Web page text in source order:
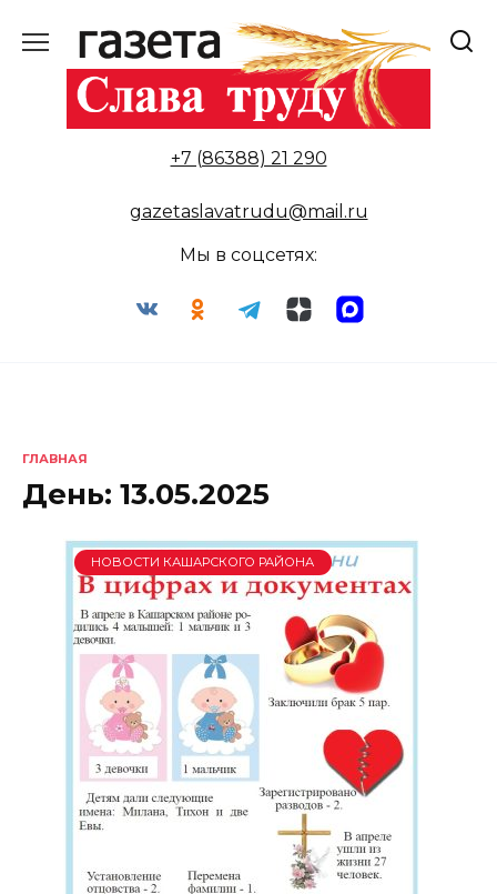
содержанию
+7 (86388) 21 290
gazetaslavatrudu@mail.ru
Мы в соцсетях:
ГЛАВНАЯ
День: 13.05.2025
НОВОСТИ КАШАРСКОГО РАЙОНА